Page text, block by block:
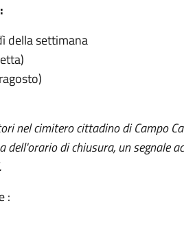
della settimana
nel cimitero cittadino di Campo
dell'orario di chiusura, un segnale
: